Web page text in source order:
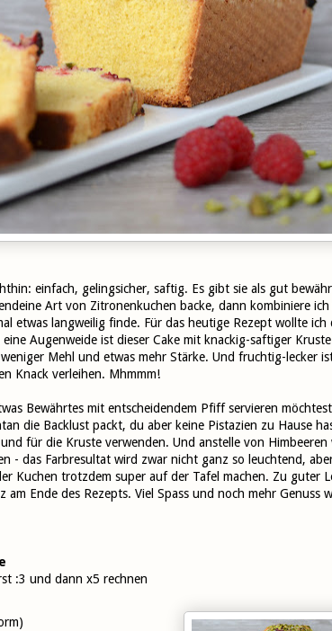
einfach, gelingsicher, saftig. Es gibt sie als gut
Art von Zitronenkuchen backe, dann kombiniere ich
etwas langweilig finde. Für das heutige Rezept wollte ich
Augenweide ist dieser Cake mit knackig-saftiger
Mehl und etwas mehr Stärke. Und fruchtig-lecker
Knack verleihen. Mhmmm!
Bewährtes mit entscheidendem Pfiff servieren
die Backlust packt, du aber keine Pistazien zu Hause
für die Kruste verwenden. Und anstelle von Himbeeren
- das Farbresultat wird zwar nicht ganz so leuchtend,
Kuchen trotzdem super auf der Tafel machen. Zu guter
Ende des Rezepts. Viel Spass und noch mehr Genuss
:3 und dann x5 rechnen